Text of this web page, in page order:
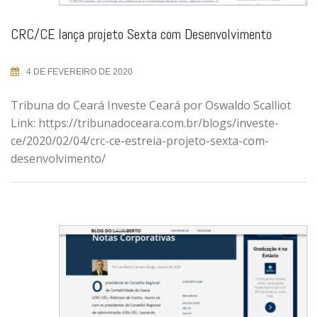
CRC/CE lança projeto Sexta com Desenvolvimento
4 DE FEVEREIRO DE 2020
Tribuna do Ceará Investe Ceará por Oswaldo Scalliot
Link: https://tribunadoceara.com.br/blogs/investe-
ce/2020/02/04/crc-ce-estreia-projeto-sexta-com-
desenvolvimento/